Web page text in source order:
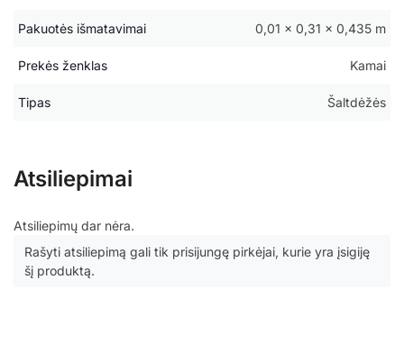
Pakuotės išmatavimai 0,01 × 0,31 × 0,435 m
Prekės ženklas Kamai
Tipas Šaltdėžės
Atsiliepimai
Atsiliepimų dar nėra.
Rašyti atsiliepimą gali tik prisijungę pirkėjai, kurie yra įsigiję
šį produktą.